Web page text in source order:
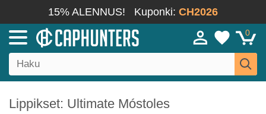
15% ALENNUS! Kuponki: CH2026
0
Lippikset: Ultimate Móstoles